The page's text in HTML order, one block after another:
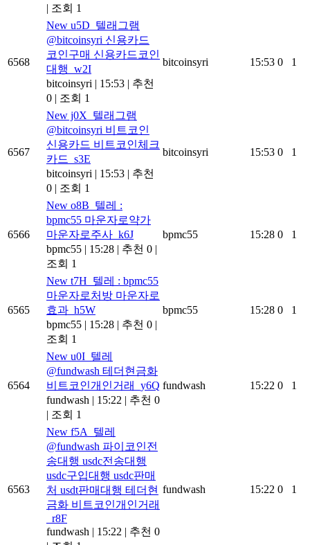
| 조회 1
6568
New u5D_텔래그램
@bitcoinsyri 신용카드
코인구매 신용카드코인
대행_w2I
bitcoinsyri | 15:53 | 추천
0 | 조회 1
bitcoinsyri 15:53 0 1
6567
New j0X_텔래그램
@bitcoinsyri 비트코인
신용카드 비트코인체크
카드_s3E
bitcoinsyri | 15:53 | 추천
0 | 조회 1
bitcoinsyri 15:53 0 1
6566
New o8B_텔레 :
bpmc55 마운자로약가
마운자로주사_k6J
bpmc55 | 15:28 | 추천 0 |
조회 1
bpmc55 15:28 0 1
6565
New t7H_텔레 : bpmc55
마운자로처방 마운자로
효과_h5W
bpmc55 | 15:28 | 추천 0 |
조회 1
bpmc55 15:28 0 1
6564
New u0I_텔레
@fundwash 테더현금화
비트코인개인거래_y6Q
fundwash | 15:22 | 추천 0
| 조회 1
fundwash 15:22 0 1
6563
New f5A_텔레
@fundwash 파이코인전
송대행 usdc전송대행
usdc구입대행 usdc판매
처 usdt판매대행 테더현
금화 비트코인개인거래
_r8F
fundwash | 15:22 | 추천 0
fundwash 15:22 0 1